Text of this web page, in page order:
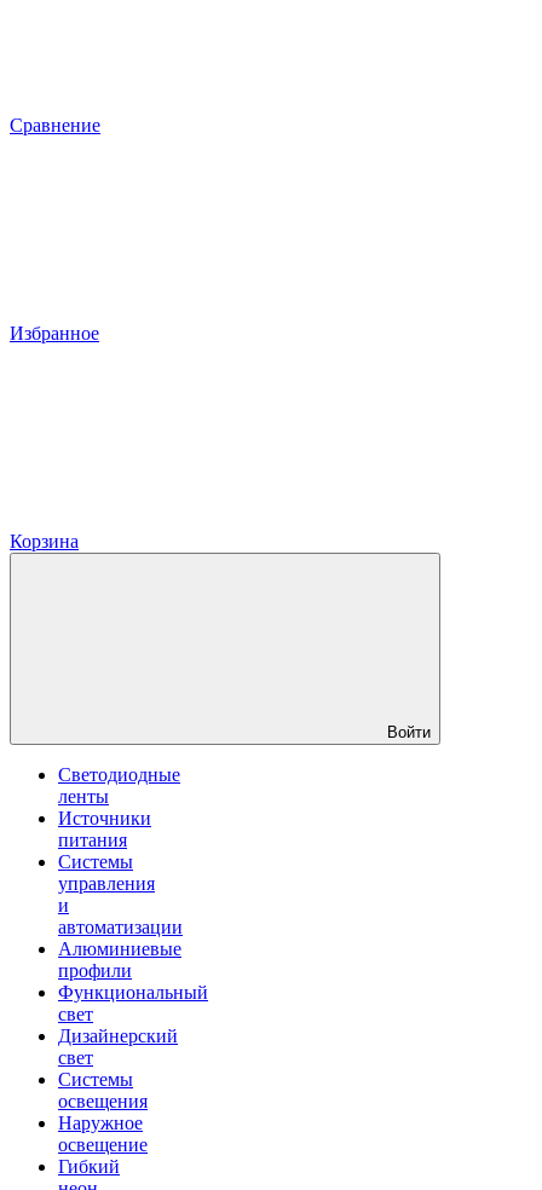
Сравнение
Избранное
Корзина
Войти
Светодиодные
ленты
Источники
питания
Системы
управления
и
автоматизации
Алюминиевые
профили
Функциональный
свет
Дизайнерский
свет
Системы
освещения
Наружное
освещение
Гибкий